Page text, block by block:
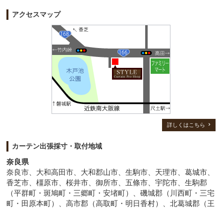
アクセスマップ
詳しくはこちら
カーテン出張採寸・取付地域
奈良県
奈良市、大和高田市、大和郡山市、生駒市、天理市、葛城市、
香芝市、橿原市、桜井市、御所市、五條市、宇陀市、生駒郡
（平群町・斑鳩町・三郷町・安堵町）、磯城郡（川西町・三宅
町・田原本町）、高市郡（高取町・明日香村）、北葛城郡（王